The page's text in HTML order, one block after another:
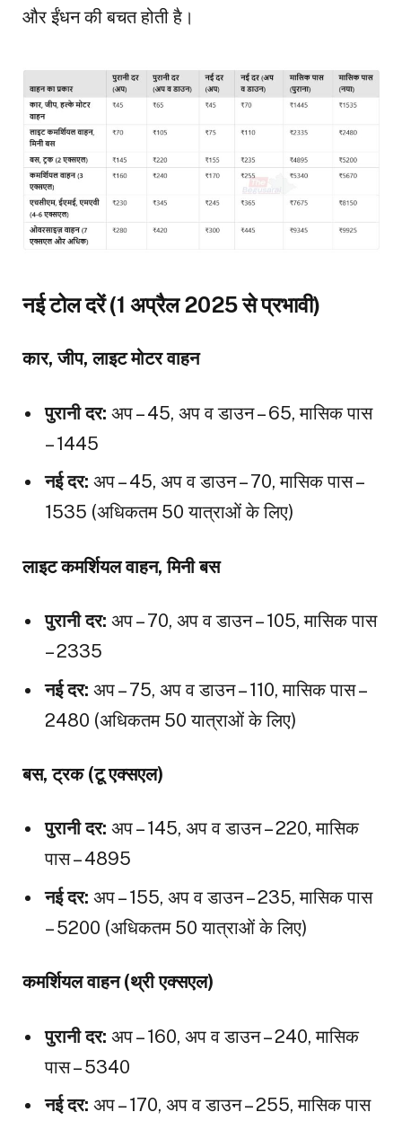
और ईंधन की बचत होती है।
नई टोल दरें (1 अप्रैल 2025 से प्रभावी)
कार, जीप, लाइट मोटर वाहन
पुरानी दर: अप – ₹45, अप व डाउन – ₹65, मासिक पास
– ₹1445
नई दर: अप – ₹45, अप व डाउन – ₹70, मासिक पास –
₹1535 (अधिकतम 50 यात्राओं के लिए)
लाइट कमर्शियल वाहन, मिनी बस
पुरानी दर: अप – ₹70, अप व डाउन – ₹105, मासिक पास
– ₹2335
नई दर: अप – ₹75, अप व डाउन – ₹110, मासिक पास –
₹2480 (अधिकतम 50 यात्राओं के लिए)
बस, ट्रक (टू एक्सएल)
पुरानी दर: अप – ₹145, अप व डाउन – ₹220, मासिक
पास – ₹4895
नई दर: अप – ₹155, अप व डाउन – ₹235, मासिक पास
– ₹5200 (अधिकतम 50 यात्राओं के लिए)
कमर्शियल वाहन (थ्री एक्सएल)
पुरानी दर: अप – ₹160, अप व डाउन – ₹240, मासिक
पास – ₹5340
नई दर: अप – ₹170, अप व डाउन – ₹255, मासिक पास